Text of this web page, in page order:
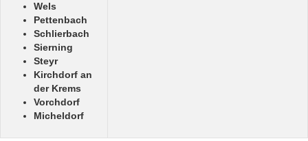
Wels
Pettenbach
Schlierbach
Sierning
Steyr
Kirchdorf an
der Krems
Vorchdorf
Micheldorf